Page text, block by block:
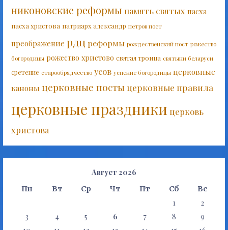
никоновские реформыпамять святых пасха
пасха христова патриарх александр петров пост
преображение рдц реформы рождественский пост рожество
богородицы рожество христово святая троица святыни беларуси
сретение старообрядчество усов успение богородицы церковные
каноны церковные посты церковные правила
церковные праздникицерковь
христова
Август 2026
Пн Вт Ср Чт Пт Сб Вс
1
2
3
4 5 6 7 8
9